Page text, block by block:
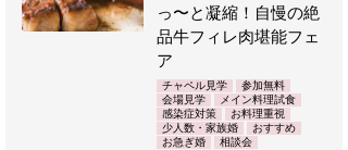
っ〜と凝縮！自慢の絶
品牛フィレ肉堪能フェ
ア
チャペル見学
参加無料
会場見学
メイン料理試食
感染症対策
お料理重視
少人数・家族婚
おすすめ
お急ぎ婚
相談会